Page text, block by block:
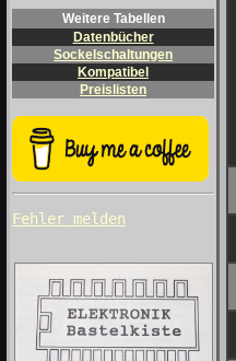
Weitere Tabellen
Datenbücher
Sockelschaltungen
Kompatibel
Preislisten
Fehler melden